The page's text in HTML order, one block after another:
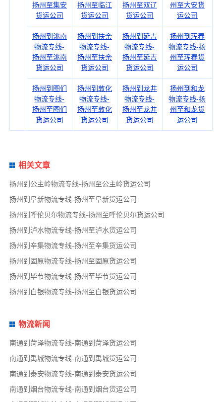
扬州至集安
货运公司
扬州至临江
货运公司
扬州至双辽
货运公司
州至大安货
运公司
扬州到洮南
物流专线-
扬州至洮南
货运公司
扬州到扶余
物流专线-
扬州至扶余
货运公司
扬州到延吉
物流专线-
扬州至延吉
货运公司
扬州到珲春
物流专线-扬
州至珲春货
运公司
扬州到图们
物流专线-
扬州至图们
货运公司
扬州到敦化
物流专线-
扬州至敦化
货运公司
扬州到龙井
物流专线-
扬州至龙井
货运公司
扬州到和龙
物流专线-扬
州至和龙货
运公司
相关文章
扬州到公主岭物流专线-扬州至公主岭货运公司
扬州到阜新物流专线-扬州至阜新货运公司
扬州到呼伦贝尔物流专线-扬州至呼伦贝尔货运公司
扬州到泸水物流专线-扬州至泸水货运公司
扬州到辛集物流专线-扬州至辛集货运公司
扬州到固原物流专线-扬州至固原货运公司
扬州到毕节物流专线-扬州至毕节货运公司
扬州到白银物流专线-扬州至白银货运公司
物流新闻
南通到菏泽物流专线-南通到菏泽货运公司
南通到禹城物流专线-南通到禹城货运公司
南通到泰安物流专线-南通到泰安货运公司
南通到烟台物流专线-南通到烟台货运公司